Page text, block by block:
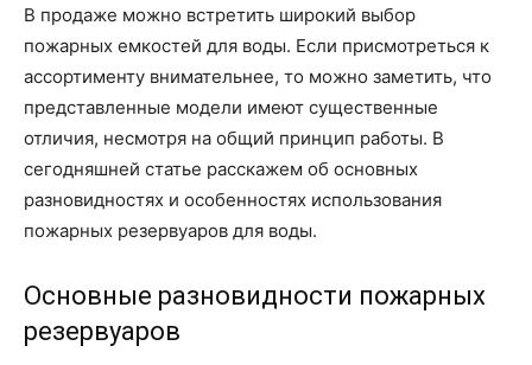
В продаже можно встретить широкий выбор
пожарных емкостей для воды. Если присмотреться к
ассортименту внимательнее, то можно заметить, что
представленные модели имеют существенные
отличия, несмотря на общий принцип работы. В
сегодняшней статье расскажем об основных
разновидностях и особенностях использования
пожарных резервуаров для воды.
Основные разновидности пожарных
резервуаров